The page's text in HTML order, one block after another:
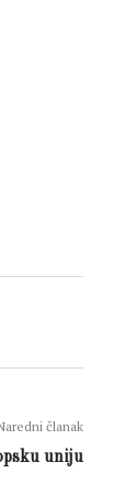
članak
uniju